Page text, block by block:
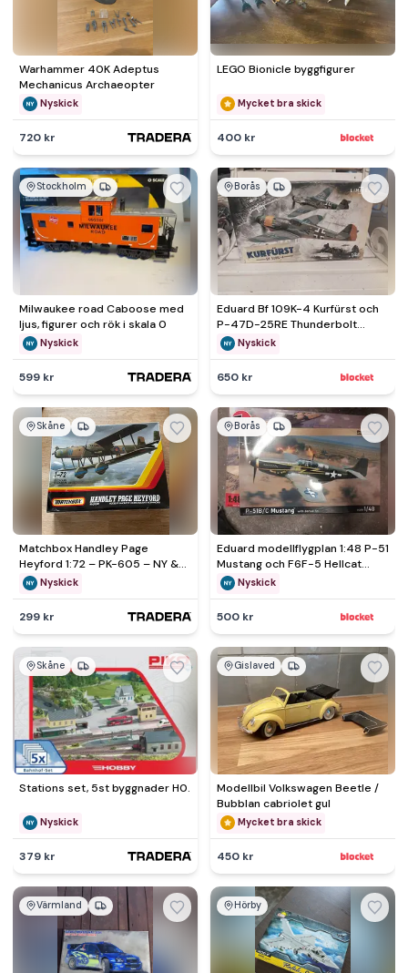
Warhammer 40K Adeptus
Mechanicus Archaeopter
Nyskick
720 kr
LEGO Bionicle byggfigurer
Mycket bra skick
400 kr
Stockholm
Milwaukee road Caboose med
ljus, figurer och rök i skala 0
Nyskick
599 kr
Borås
Eduard Bf 109K-4 Kurfürst och
P-47D-25RE Thunderbolt
flygplansmodeller 1/48
Nyskick
650 kr
Skåne
Matchbox Handley Page
Heyford 1:72 – PK-605 – NY &
FÖRSEGLAD
Nyskick
299 kr
Borås
Eduard modellflygplan 1:48 P-51
Mustang och F6F-5 Hellcat
byggsatser
Nyskick
500 kr
Skåne
Stations set, 5st byggnader H0.
Nyskick
379 kr
Gislaved
Modellbil Volkswagen Beetle /
Bubblan cabriolet gul
Mycket bra skick
450 kr
Värmland Hörby